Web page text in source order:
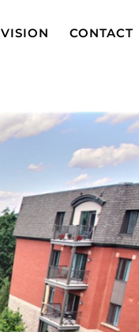
VISION CONTACT